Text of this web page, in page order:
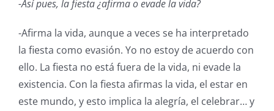
-Así pues, la fiesta ¿afirma o evade la vida?
-Afirma la vida, aunque a veces se ha interpretado
la fiesta como evasión. Yo no estoy de acuerdo con
ello. La fiesta no está fuera de la vida, ni evade la
existencia. Con la fiesta afirmas la vida, el estar en
este mundo, y esto implica la alegría, el celebrar… y